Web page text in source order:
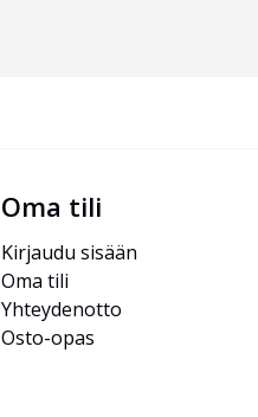
Oma tili
Kirjaudu sisään
Oma tili
Yhteydenotto
Osto-opas